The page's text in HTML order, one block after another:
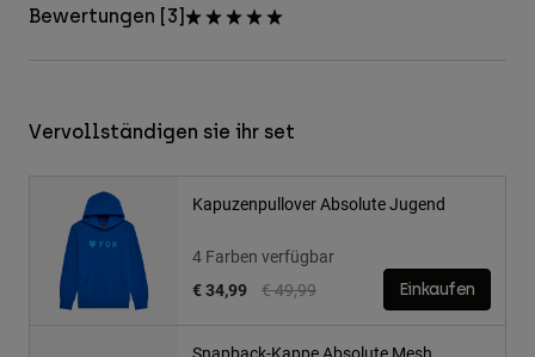
Bewertungen [3]
Vervollständigen sie ihr set
Kapuzenpullover Absolute Jugend
4 Farben verfügbar
Price reduced from
€ 49,99to
€ 34,99 Einkaufen